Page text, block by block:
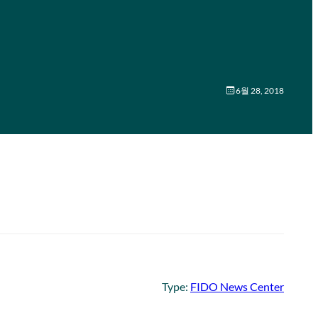
6월 28, 2018
Type: FIDO News Center